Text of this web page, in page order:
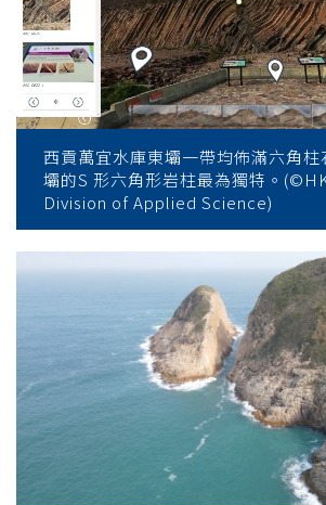
西貢萬宜水庫東壩一帶均佈滿六角柱
壩的S 形六角形岩柱最為獨特。
Division of Applied Science)